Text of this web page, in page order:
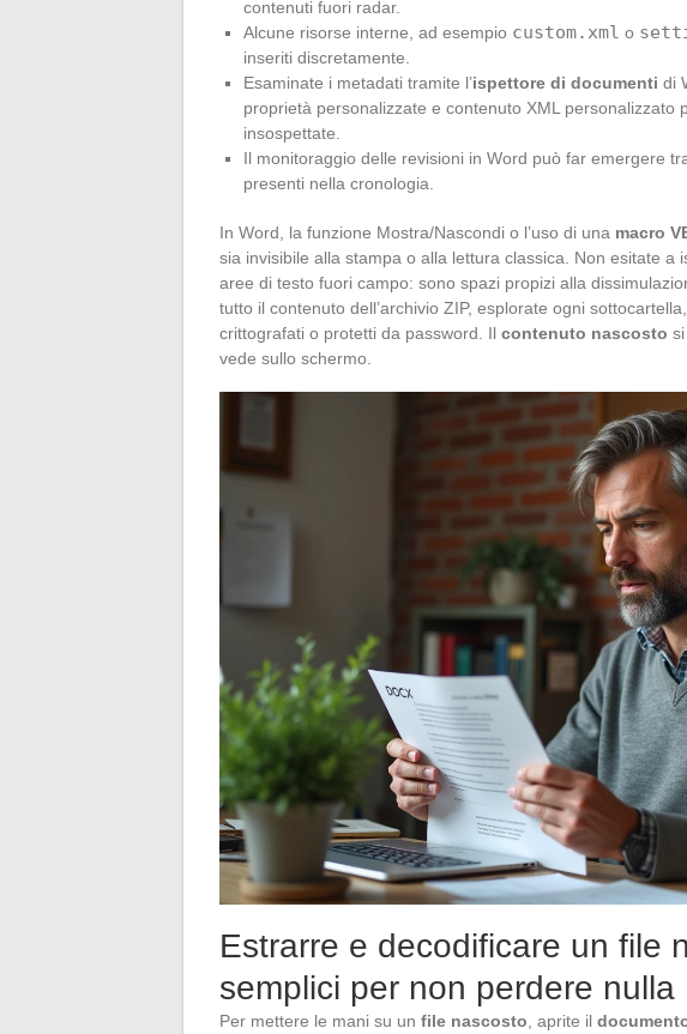
contenuti fuori radar.
Alcune risorse interne, ad esempio custom.xml o
inseriti discretamente.
Esaminate i metadati tramite l’ispettore di documenti di
proprietà personalizzate e contenuto XML personalizzato
insospettate.
Il monitoraggio delle revisioni in Word può far emergere
presenti nella cronologia.
In Word, la funzione Mostra/Nascondi o l’uso di una macro
sia invisibile alla stampa o alla lettura classica. Non esitate a
aree di testo fuori campo: sono spazi propizi alla
tutto il contenuto dell’archivio ZIP, esplorate ogni
crittografati o protetti da password. Il contenuto nascosto
vede sullo schermo.
Estrarre e decodificare un file
semplici per non perdere nulla
Per mettere le mani su un file nascosto , aprite il